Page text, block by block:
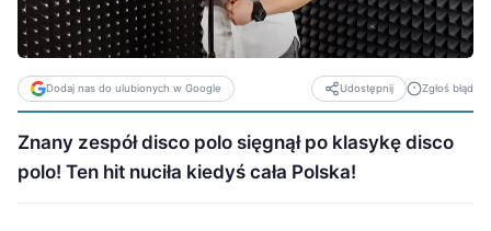
Dodaj nas do ulubionych w Google Udostępnij Zgłoś błąd
Znany zespół disco polo sięgnął po klasykę disco
polo! Ten hit nuciła kiedyś cała Polska!